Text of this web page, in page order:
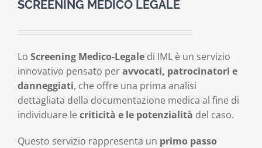
Carrello
SCREENING MEDICO LEGALE
Lo Screening Medico-Legaledi IML è un servizio
innovativo pensato peravvocati, patrocinatori e
danneggiati, che offre una prima analisi
dettagliata della documentazione medica al fine di
individuare le criticità e le potenzialità del caso.
Questo servizio rappresenta un primo passo